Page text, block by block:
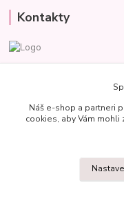
Kontakty
+421 907 977 470
bublinkapu@gmail.com
Náš e-shop a partneri
cookies, aby Vám mohli